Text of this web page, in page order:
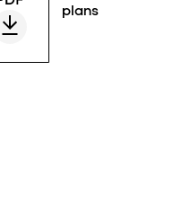
plans